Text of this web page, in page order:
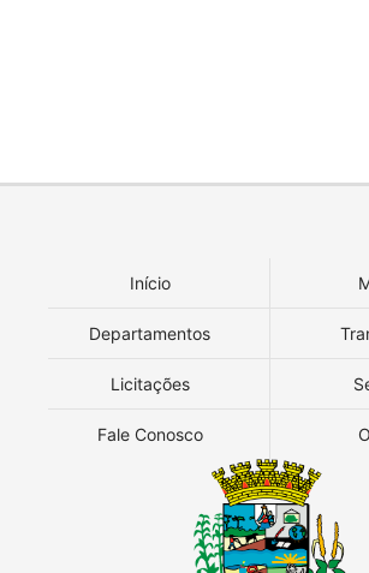
Início
Departamentos
Licitações
Fale Conosco